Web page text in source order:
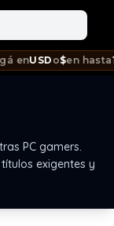
USDo$ en hasta12
PC gamers.
exigentes y